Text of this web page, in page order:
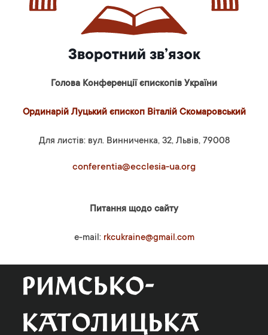
Зворотний зв’язок
Голова Конференції єпископів України
Ординарій Луцький єпископ Віталій Скомаровський
Для листів: вул. Винниченка, 32, Львів, 79008
conferentia@ecclesia-ua.org
Питання щодо сайту
e-mail: rkcukraine@gmail.com